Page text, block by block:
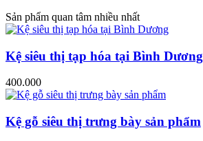
Sản phẩm quan tâm nhiều nhất
Kệ siêu thị tạp hóa tại Bình Dương
400.000
Kệ gỗ siêu thị trưng bày sản phẩm